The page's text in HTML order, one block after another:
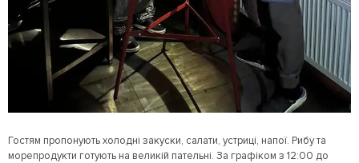
Гостям пропонують холодні закуски, салати, устриці, напої. Рибу та
морепродукти готують на великій пательні. За графіком з 12:00 до